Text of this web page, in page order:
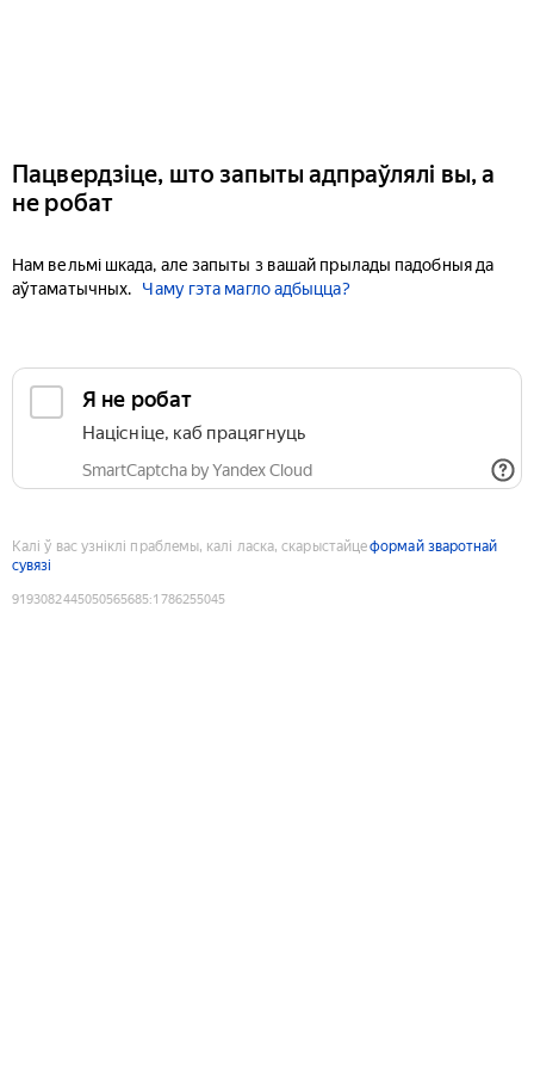
Пацвердзіце, што запыты адпраўлялі вы, а
не робат
Нам вельмі шкада, але запыты з вашай прылады падобныя да
аўтаматычных.
Чаму гэта магло адбыцца?
Я не робат
Націсніце, каб працягнуць
SmartCaptcha by Yandex Cloud
Калі ў вас узніклі праблемы, калі ласка, скарыстайцеформай зваротнай
сувязі
9193082445050565685:1786255045